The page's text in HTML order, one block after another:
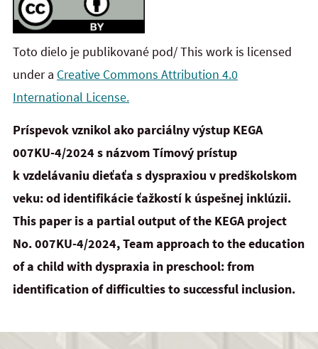
Toto dielo je publikované pod/ This work is licensed
under a Creative Commons Attribution 4.0
International License.
Príspevok vznikol ako parciálny výstup KEGA
007KU-4/2024 s názvom Tímový prístup
k vzdelávaniu dieťaťa s dyspraxiou v predškolskom
veku: od identifikácie ťažkostí k úspešnej inklúzii.
This paper is a partial output of the KEGA project
No. 007KU-4/2024, Team approach to the education
ofa child with dyspraxia in preschool: from
identification of difficulties to successful inclusion.